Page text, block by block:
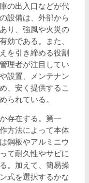
の出入口などが代
設備は、外部から
り、強風や火災の
効である。また、
を引き締める役割
理者が注目してい
設置、メンテナン
、安く提供するこ
られている。
存在する。第一
方法によって本体
鋼板やアルミニウ
て耐久性やサビに
。加えて、簡易操
式を選択するかな